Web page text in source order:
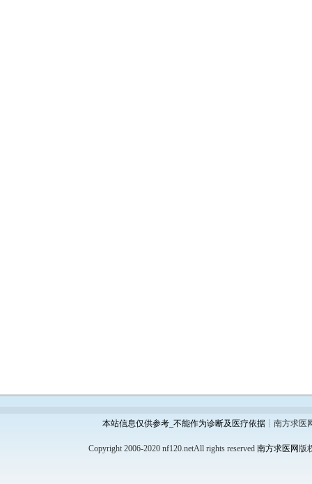
本站信息仅供参考_不能作为诊断及医疗依据┊南方求医
Copyright 2006-2020 nf120.netAll rights reserved 南方求医网 版